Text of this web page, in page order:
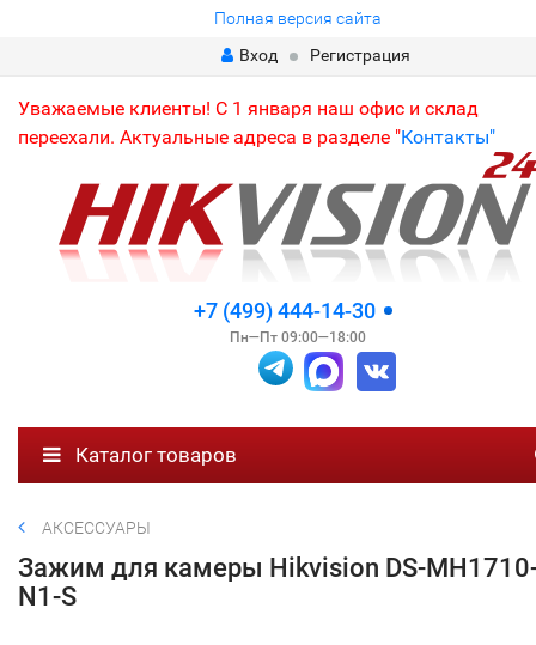
Полная версия сайта
Вход
Регистрация
Уважаемые клиенты! С 1 января наш офис и склад
переехали. Актуальные адреса в разделе "Контакты"
+7 (499) 444-14-30
Пн—Пт 09:00—18:00
Каталог товаров
АКСЕССУАРЫ
Зажим для камеры Hikvision DS-
N1-S